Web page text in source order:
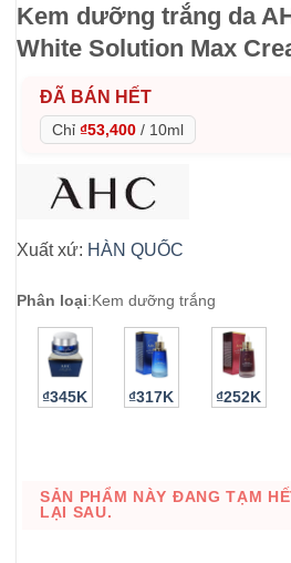
Kem dưỡng trắng da
White Solution Max
ĐÃ BÁN HẾT
Chỉ ₫53,400 / 10ml
Xuất xứ: HÀN QUỐC
Phân loại:Kem dưỡng trắng
₫345K ₫317K ₫252K
SẢN PHẨM NÀY ĐANG TẠM
LẠI SAU.